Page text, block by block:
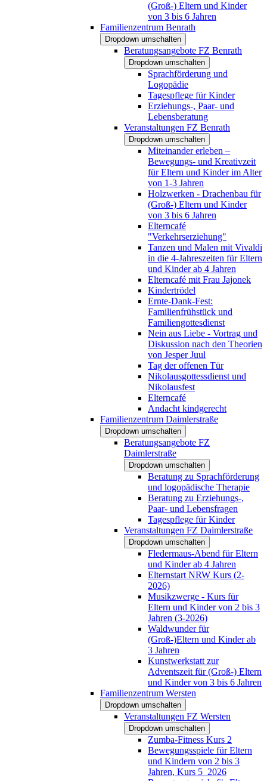
(Groß-) Eltern und Kinder
von 3 bis 6 Jahren
Familienzentrum Benrath
Dropdown umschalten
Beratungsangebote FZ Benrath
Dropdown umschalten
Sprachförderung und
Logopädie
Tagespflege für Kinder
Erziehungs-, Paar- und
Lebensberatung
Veranstaltungen FZ Benrath
Dropdown umschalten
Miteinander erleben –
Bewegungs- und Kreativzeit
für Eltern und Kinder im Alter
von 1-3 Jahren
Holzwerken - Drachenbau für
(Groß-) Eltern und Kinder
von 3 bis 6 Jahren
Elterncafé
"Verkehrserziehung"
Tanzen und Malen mit Vivaldi
in die 4-Jahreszeiten für Eltern
und Kinder ab 4 Jahren
Elterncafé mit Frau Jajonek
Kindertrödel
Ernte-Dank-Fest:
Familienfrühstück und
Familiengottesdienst
Nein aus Liebe - Vortrag und
Diskussion nach den Theorien
von Jesper Juul
Tag der offenen Tür
Nikolausgottessdienst und
Nikolausfest
Elterncafé
Andacht kindgerecht
Familienzentrum Daimlerstraße
Dropdown umschalten
Beratungsangebote FZ
Daimlerstraße
Dropdown umschalten
Beratung zu Sprachförderung
und logopädische Therapie
Beratung zu Erziehungs-,
Paar- und Lebensfragen
Tagespflege für Kinder
Veranstaltungen FZ Daimlerstraße
Dropdown umschalten
Fledermaus-Abend für Eltern
und Kinder ab 4 Jahren
Elternstart NRW Kurs (2-
2026)
Musikzwerge - Kurs für
Eltern und Kinder von 2 bis 3
Jahren (3-2026)
Waldwunder für
(Groß-)Eltern und Kinder ab
3 Jahren
Kunstwerkstatt zur
Adventszeit für (Groß-) Eltern
und Kinder von 3 bis 6 Jahren
Familienzentrum Wersten
Dropdown umschalten
Veranstaltungen FZ Wersten
Dropdown umschalten
Zumba-Fitness Kurs 2
Bewegungsspiele für Eltern
und Kindern von 2 bis 3
Jahren, Kurs 5_2026